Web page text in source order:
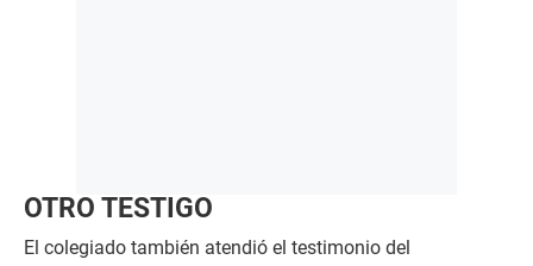
OTRO TESTIGO
El colegiado también atendió el testimonio del